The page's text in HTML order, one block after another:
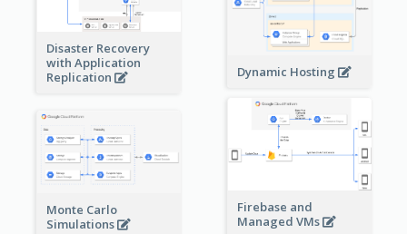
Disaster Recovery
with Application
Replication
Dynamic Hosting
Firebase and
Managed VMs
Monte Carlo
Simulations